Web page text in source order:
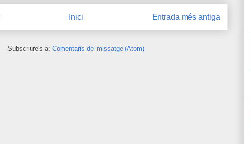
Entrada més antiga
Inici
Subscriure's a: Comentaris del missatge (Atom)